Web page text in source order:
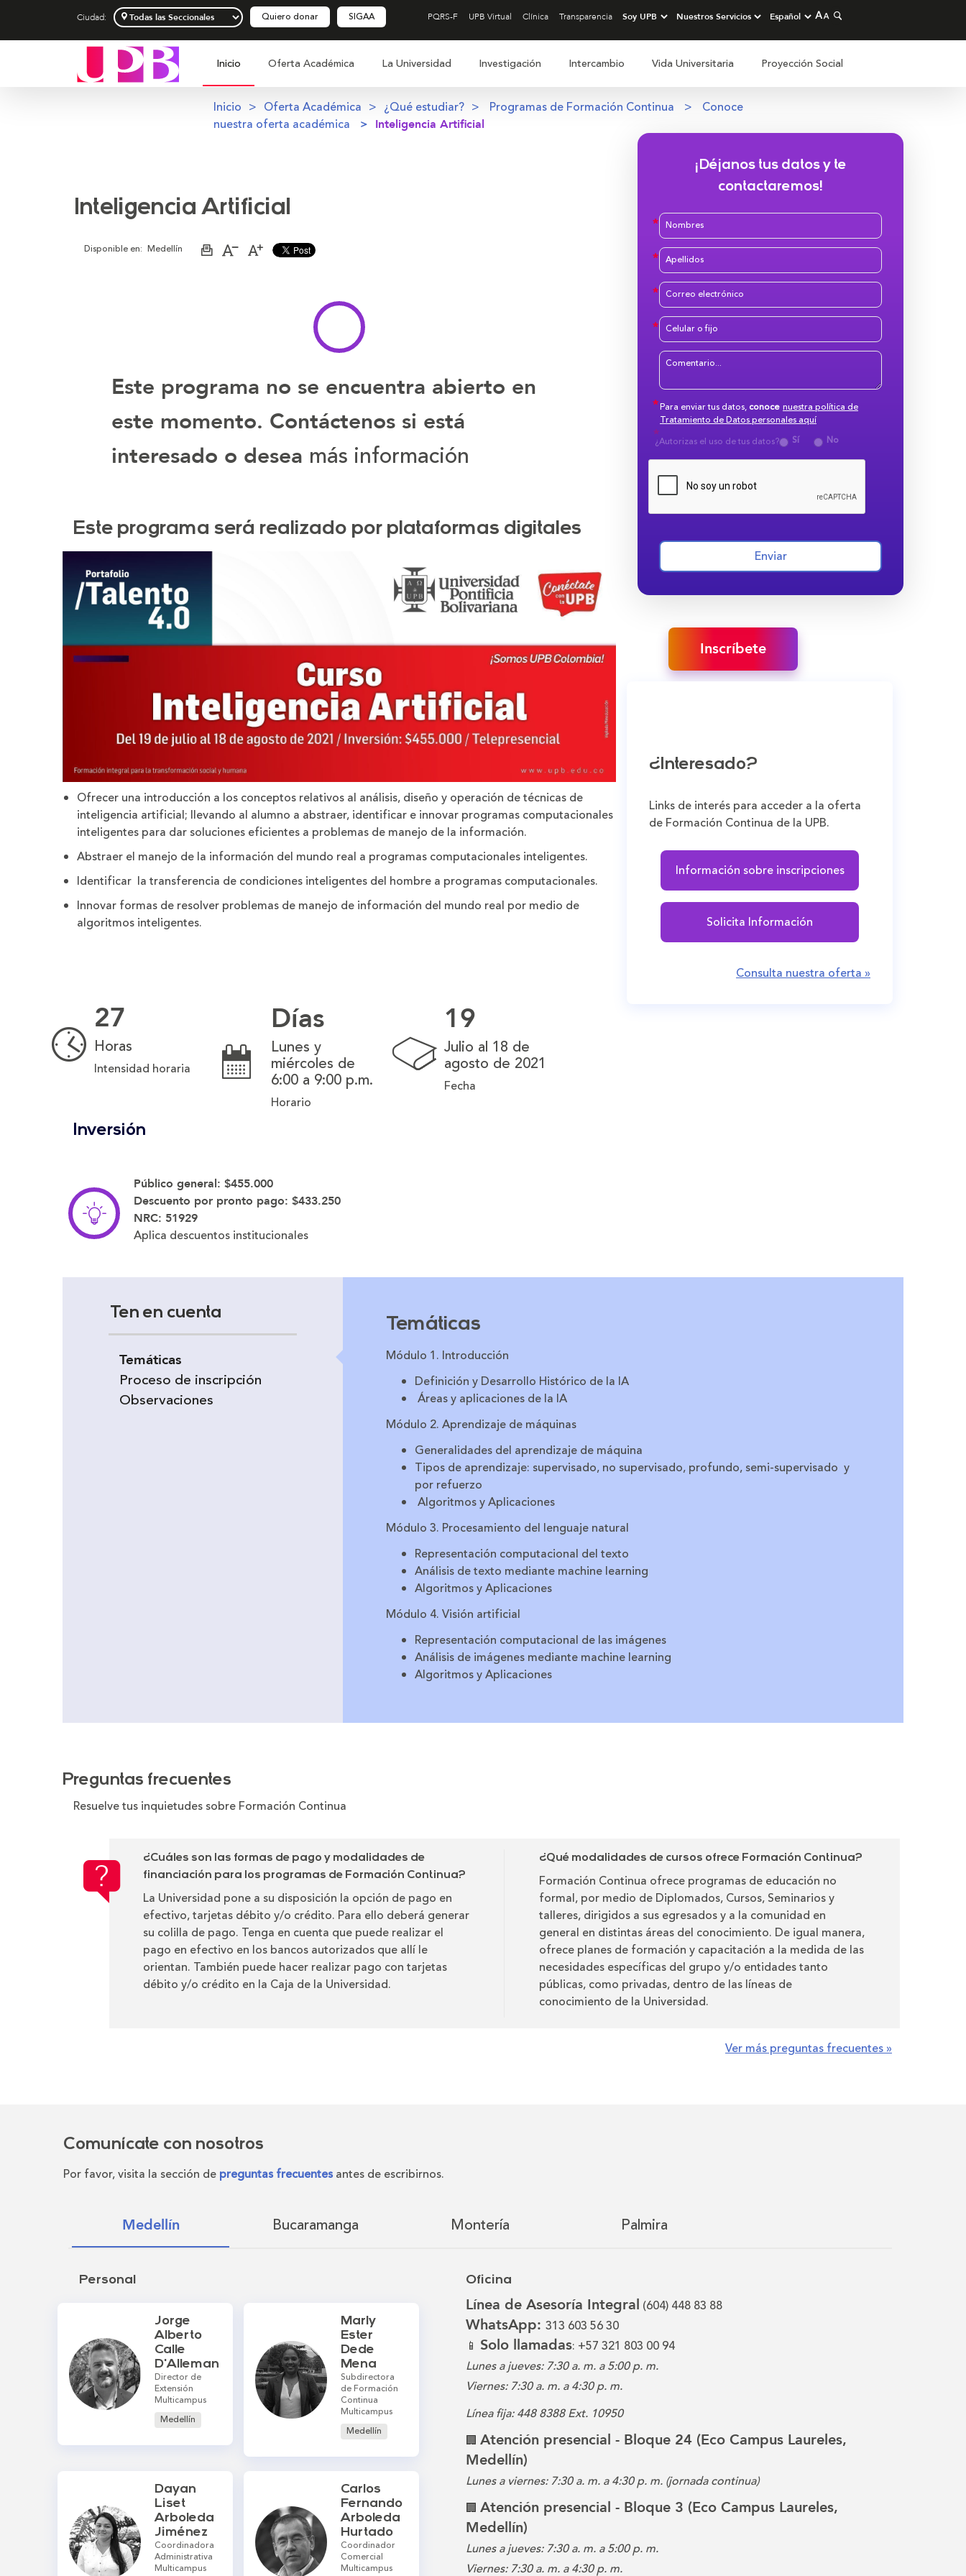
Ciudad: Quiero donar SIGAA PQRS-F UPB Virtual Clínica Transparencia
Inicio Oferta Académica La Universidad Investigación Intercambio Vida Universitaria Proyección Social
Inicio Oferta Académica ¿Qué estudiar? Programas de Formación Continua
Conoce
nuestra oferta académica
Inteligencia Artificial
Inteligencia Artificial
Disponible en: Medellín
ImprimirAumentarDisminuir
Este programa no se encuentra abierto en
este momento. Contáctenos si está
interesado o desea más información
Este programa será realizado por plataformas digitales
Ofrecer una introducción a los conceptos relativos al análisis, diseño y operación de técnicas de
inteligencia artificial; llevando al alumno a abstraer, identificar e innovar programas computacionales
inteligentes para dar soluciones eficientes a problemas de manejo de la información.
Abstraer el manejo de la información del mundo real a programas computacionales inteligentes.
Identificar la transferencia de condiciones inteligentes del hombre a programas computacionales.
Innovar formas de resolver problemas de manejo de información del mundo real por medio de
algoritmos inteligentes.
27
Horas
Intensidad horaria
Días
Lunes y
miércoles de
6:00 a 9:00 p.m.
Horario
19
Julio al 18 de
agosto de 2021
Fecha
Inversión
Público general: $455.000
Descuento por pronto pago: $433.250
NRC: 51929
Aplica descuentos institucionales
¡Déjanos tus datos y te
contactaremos!
Para enviar tus datos,conoce nuestra política de
Tratamiento de Datos personales aquí
¿Autorizas el uso de tus datos?
Sí No
Enviar
Inscríbete
¿Interesado?
Links de interés para acceder a la oferta
de Formación Continua de la UPB.
Información sobre inscripciones
Solicita Información
Consulta nuestra oferta »
Ten en cuenta
Temáticas
Proceso de inscripción
Observaciones
Temáticas
Módulo 1. Introducción
Definición y Desarrollo Histórico de la IA
Áreas y aplicaciones de la IA
Módulo 2. Aprendizaje de máquinas
Generalidades del aprendizaje de máquina
Tipos de aprendizaje: supervisado, no supervisado, profundo, semi-supervisado y
por refuerzo
Algoritmos y Aplicaciones
Módulo 3. Procesamiento del lenguaje natural
Representación computacional del texto
Análisis de texto mediante machine learning
Algoritmos y Aplicaciones
Módulo 4. Visión artificial
Representación computacional de las imágenes
Análisis de imágenes mediante machine learning
Algoritmos y Aplicaciones
Preguntas frecuentes
Resuelve tus inquietudes sobre Formación Continua
¿Cuáles son las formas de pago y modalidades de
financiación para los programas de Formación Continua?
La Universidad pone a su disposición la opción de pago en
efectivo, tarjetas débito y/o crédito. Para ello deberá generar
su colilla de pago. Tenga en cuenta que puede realizar el
pago en efectivo en los bancos autorizados que allí le
orientan. También puede hacer realizar pago con tarjetas
débito y/o crédito en la Caja de la Universidad.
¿Qué modalidades de cursos ofrece Formación Continua?
Formación Continua ofrece programas de educación no
formal, por medio de Diplomados, Cursos, Seminarios y
talleres, dirigidos a sus egresados y a la comunidad en
general en distintas áreas del conocimiento. De igual manera,
ofrece planes de formación y capacitación a la medida de las
necesidades específicas del grupo y/o entidades tanto
públicas, como privadas, dentro de las líneas de
conocimiento de la Universidad.
Ver más preguntas frecuentes »
Comunícate con nosotros
Por favor, visita la sección de preguntas frecuentes antes de escribirnos.
Medellín Bucaramanga Montería Palmira
Personal
Jorge
Alberto
Calle
D'Alleman
Director de
Extensión
Multicampus
Medellín
Marly
Ester
Dede
Mena
Subdirectora
de Formación
Continua
Multicampus
Medellín
Dayan
Liset
Arboleda
Jiménez
Coordinadora
Administrativa
Multicampus
Carlos
Fernando
Arboleda
Hurtado
Coordinador
Comercial
Multicampus
Oficina
Línea de Asesoría Integral (604) 448 83 88
WhatsApp: 313 603 56 30
📱 Solo llamadas: +57 321 803 00 94
Lunes a jueves: 7:30 a. m. a 5:00 p. m.
Viernes: 7:30 a. m. a 4:30 p. m.
Línea fija: 448 8388 Ext. 10950
🏢 Atención presencial - Bloque 24 (Eco Campus Laureles,
Medellín)
Lunes a viernes: 7:30 a. m. a 4:30 p. m. (jornada continua)
🏢 Atención presencial - Bloque 3 (Eco Campus Laureles,
Medellín)
Lunes a jueves: 7:30 a. m. a 5:00 p. m.
Viernes: 7:30 a. m. a 4:30 p. m.